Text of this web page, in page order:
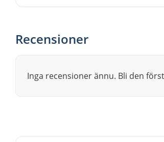
Recensioner
Inga recensioner ännu. Bli den